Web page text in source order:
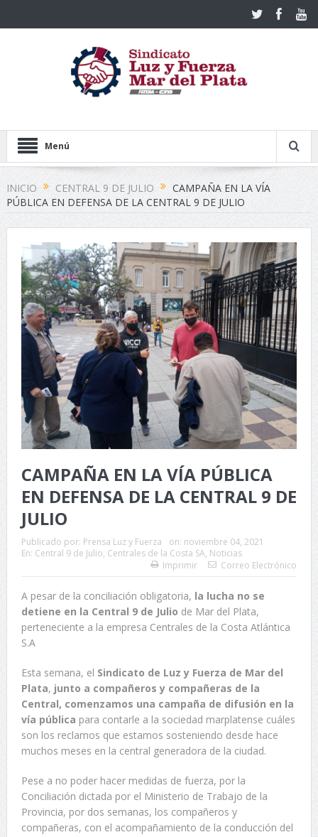
Menú
INICIO CENTRAL 9 DE JULIO
CAMPAÑA EN LA VÍA
PÚBLICA EN DEFENSA DE LA CENTRAL 9 DE JULIO
CAMPAÑA EN LA VÍA PÚBLICA
EN DEFENSA DE LA CENTRAL 9 DE
JULIO
Publicado por: Prensa Luz y Fuerza on: noviembre 04, 2021
En: Central 9 de Julio, Centrales de la Costa SA, Noticias
Imprimir
Correo Electrónico
A pesar de la conciliación obligatoria, la lucha no se
detiene en la Central 9 de Julio de Mar del Plata,
perteneciente a la empresa Centrales de la Costa Atlántica
S.A
Esta semana, el Sindicato de Luz y Fuerza de Mar del
Plata, junto a compañeros y compañeras de la
Central, comenzamos una campaña de difusión en la
vía pública para contarle a la sociedad marplatense cuáles
son los reclamos que estamos sosteniendo desde hace
muchos meses en la central generadora de la ciudad.
Pese a no poder hacer medidas de fuerza, por la
Conciliación dictada por el Ministerio de Trabajo de la
Provincia, por dos semanas, los compañeros y
compañeras, con el acompañamiento de la conducción del